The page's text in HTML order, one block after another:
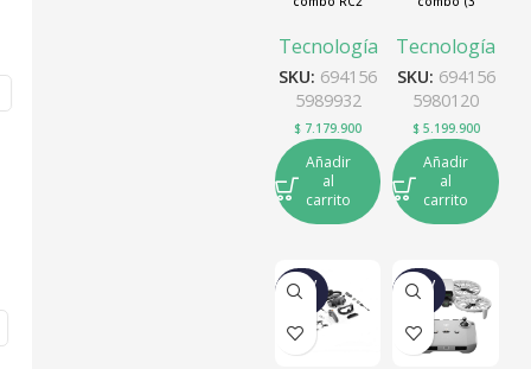
Tecnología
SKU: 694156
5989932
$ 7.179.900
Añadir
al
carrito
Tecnología
SKU: 694156
5980120
$5.199.900
Añadir
al
carrito
NUEV
O
NUEV
O